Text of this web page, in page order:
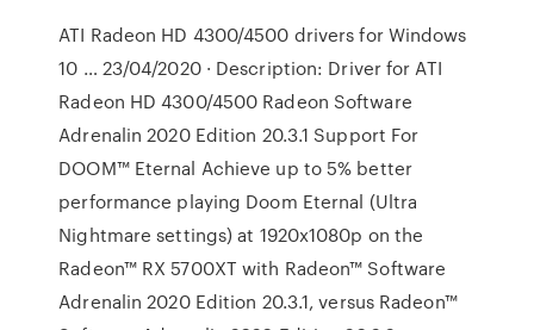
ATI Radeon HD 4300/4500 drivers for Windows
10 … 23/04/2020 · Description: Driver for ATI
Radeon HD 4300/­4500 Radeon Software
Adrenalin 2020 Edition 20.3.1 Support For
DOOM™ Eternal Achieve up to 5%­ better
performance playing Doom Eternal (Ultra
Nightmare settings) at 1920x1080p on the
Radeon™ RX 5700XT with Radeon™ Software
Adrenalin 2020 Edition 20.3.1, versus Radeon™